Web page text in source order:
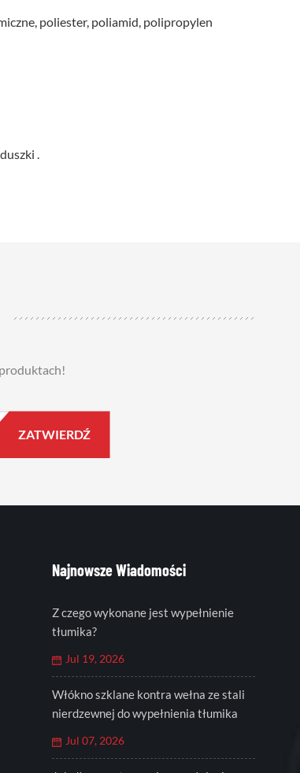
poliester, poliamid, polipropylen
.
Najnowsze Wiadomości
Z czego wykonane jest wypełnienie
tłumika?
Jul 19, 2026
Włókno szklane kontra wełna ze stali
nierdzewnej do wypełnienia tłumika
Jul 07, 2026